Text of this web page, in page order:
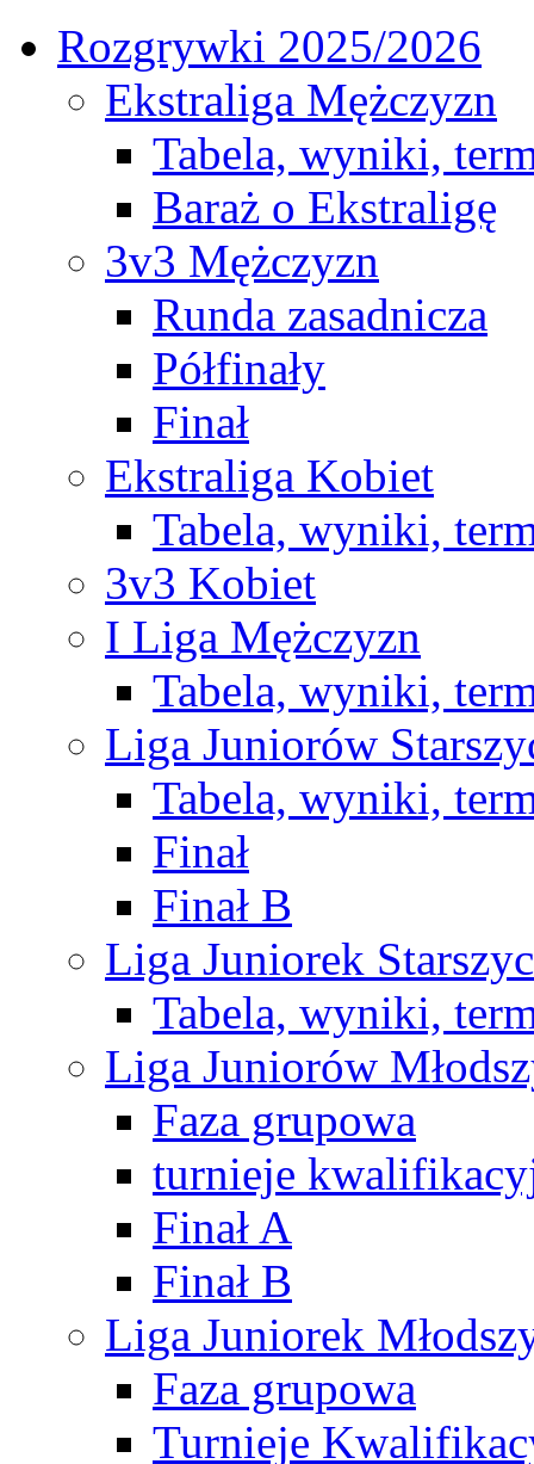
Rozgrywki 2025/2026
Ekstraliga Mężczyzn
Tabela, wyniki,
Baraż o Ekstraligę
3v3 Mężczyzn
Runda zasadnicza
Półfinały
Finał
Ekstraliga Kobiet
Tabela, wyniki,
3v3 Kobiet
I Liga Mężczyzn
Tabela, wyniki,
Liga Juniorów
Tabela, wyniki,
Finał
Finał B
Liga Juniorek
Tabela, wyniki,
Liga Juniorów
Faza grupowa
turnieje
Finał A
Finał B
Liga Juniorek
Faza grupowa
Turnieje